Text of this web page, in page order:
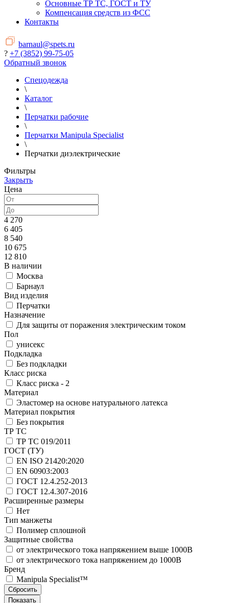
Основные ТР ТС, ГОСТ и ТУ
Компенсация средств из ФСС
Контакты
barnaul@spets.ru
? +7 (3852) 99-75-05
Обратный звонок
Спецодежда
\
Каталог
\
Перчатки рабочие
\
Перчатки Manipula Specialist
\
Перчатки диэлектрические
Фильтры
Закрыть
Цена
4 270
6 405
8 540
10 675
12 810
В наличии
Москва
Барнаул
Вид изделия
Перчатки
Назначение
Для защиты от поражения электрическим током
Пол
унисекс
Подкладка
Без подкладки
Класс риска
Класс риска - 2
Материал
Эластомер на основе натурального латекса
Материал покрытия
Без покрытия
ТР ТС
ТР ТС 019/2011
ГОСТ (ТУ)
EN ISO 21420:2020
EN 60903:2003
ГОСТ 12.4.252-2013
ГОСТ 12.4.307-2016
Расширенные размеры
Нет
Тип манжеты
Полимер сплошной
Защитные свойства
от электрического тока напряжением выше 1000В
от электрического тока напряжением до 1000В
Бренд
Manipula Specialist™